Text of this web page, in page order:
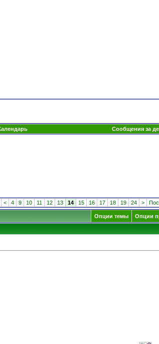
Сообщения за
< 4 9 10 11 12 13 14 15 16 17 18 19 24 >
Опции темы Опции